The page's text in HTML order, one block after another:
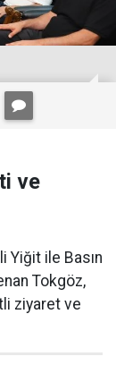
ve
Yiğit ile Basın
Tokgöz,
ziyaret ve